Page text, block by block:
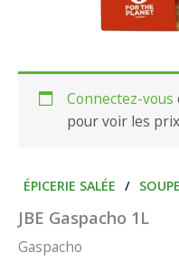
Connectez-vous
pour voir les
ÉPICERIE SALÉE /
JBE Gaspacho 1L
Gaspacho